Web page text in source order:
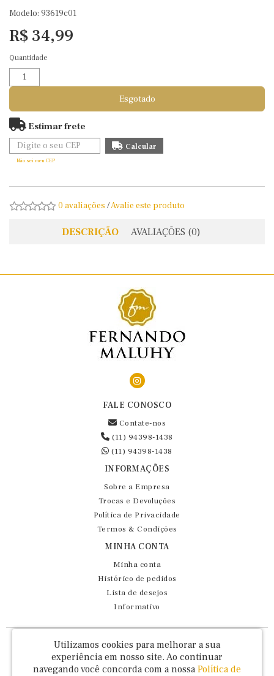
Modelo: 93619c01
R$ 34,99
Quantidade
Esgotado
Estimar frete
Não sei meu CEP
0 avaliações /Avalie este produto
DESCRIÇÃO AVALIAÇÕES (0)
FALE CONOSCO
Contate-nos
(11) 94398-1438
(11) 94398-1438
INFORMAÇÕES
Sobre a Empresa
Trocas e Devoluções
Política de Privacidade
Termos & Condições
MINHA CONTA
Minha conta
Histórico de pedidos
Lista de desejos
Informativo
Fernando Maluhy Cia Ltda - CNPJ: 60.458.825/0001-86
Rua Dr Euclydes da Cunha, 47 - Brás - São Paulo / SP - CEP 03016-030
Utilizamos cookies para melhorar a sua
experiência em nosso site. Ao continuar
navegando você concorda com a nossa Política de